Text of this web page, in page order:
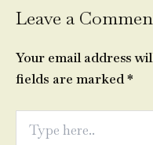
Leave a
Your email address
fields are marked*
here..